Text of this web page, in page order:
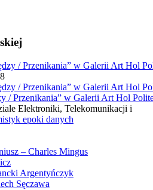
/ Przenikania” w Galerii Art Hol
Elektroniki, Telekomunikacji i
epoki danych
– Charles Mingus
Argentyńczyk
Sęczawa